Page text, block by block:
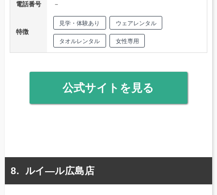
電話番号
－
特徴
見学・体験あり ウェアレンタル
タオルレンタル 女性専用
公式サイトを見る
ルイ―ル広島店